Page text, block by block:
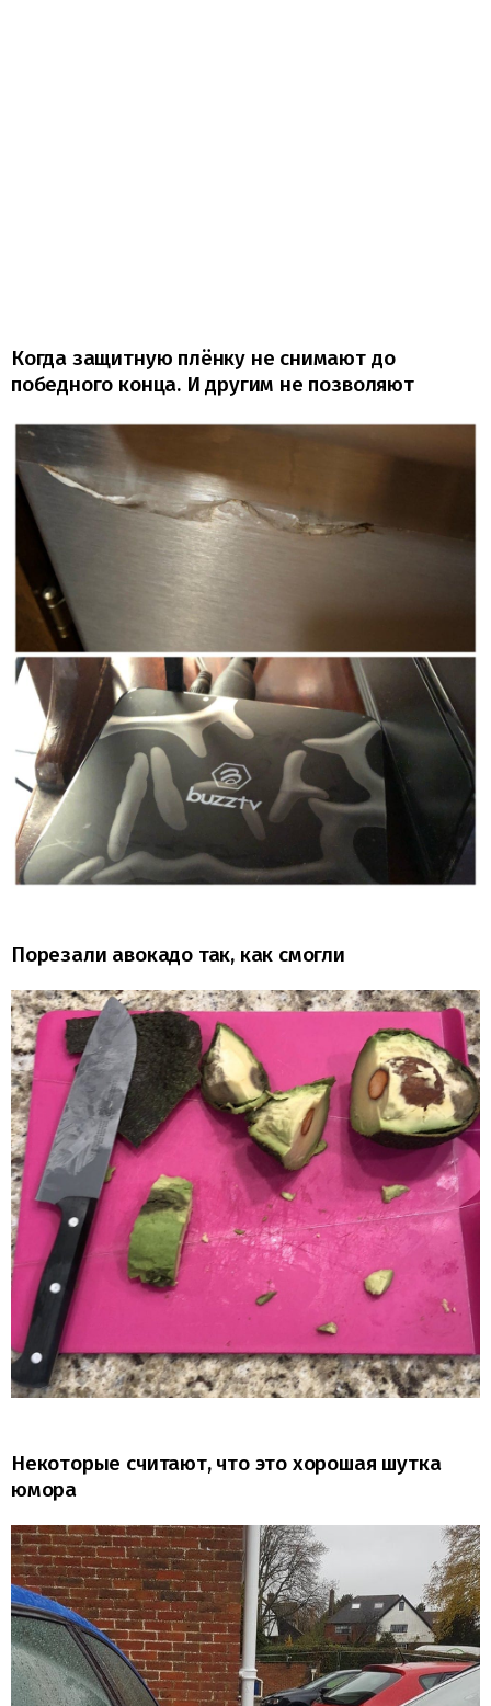
Когда защитную плёнку не снимают до
победного конца. И другим не позволяют
Порезали авокадо так, как смогли
Некоторые считают, что это хорошая шутка
юмора